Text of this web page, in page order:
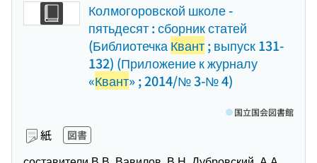
Колмогоровской школе -
пятьдесят : сборник статей
(БиблиотечкаКвант; выпуск 131-
132) (Приложение к журналу
«Квант» ; 2014/№ 3-№ 4)
紙 図書
国立国会図書館